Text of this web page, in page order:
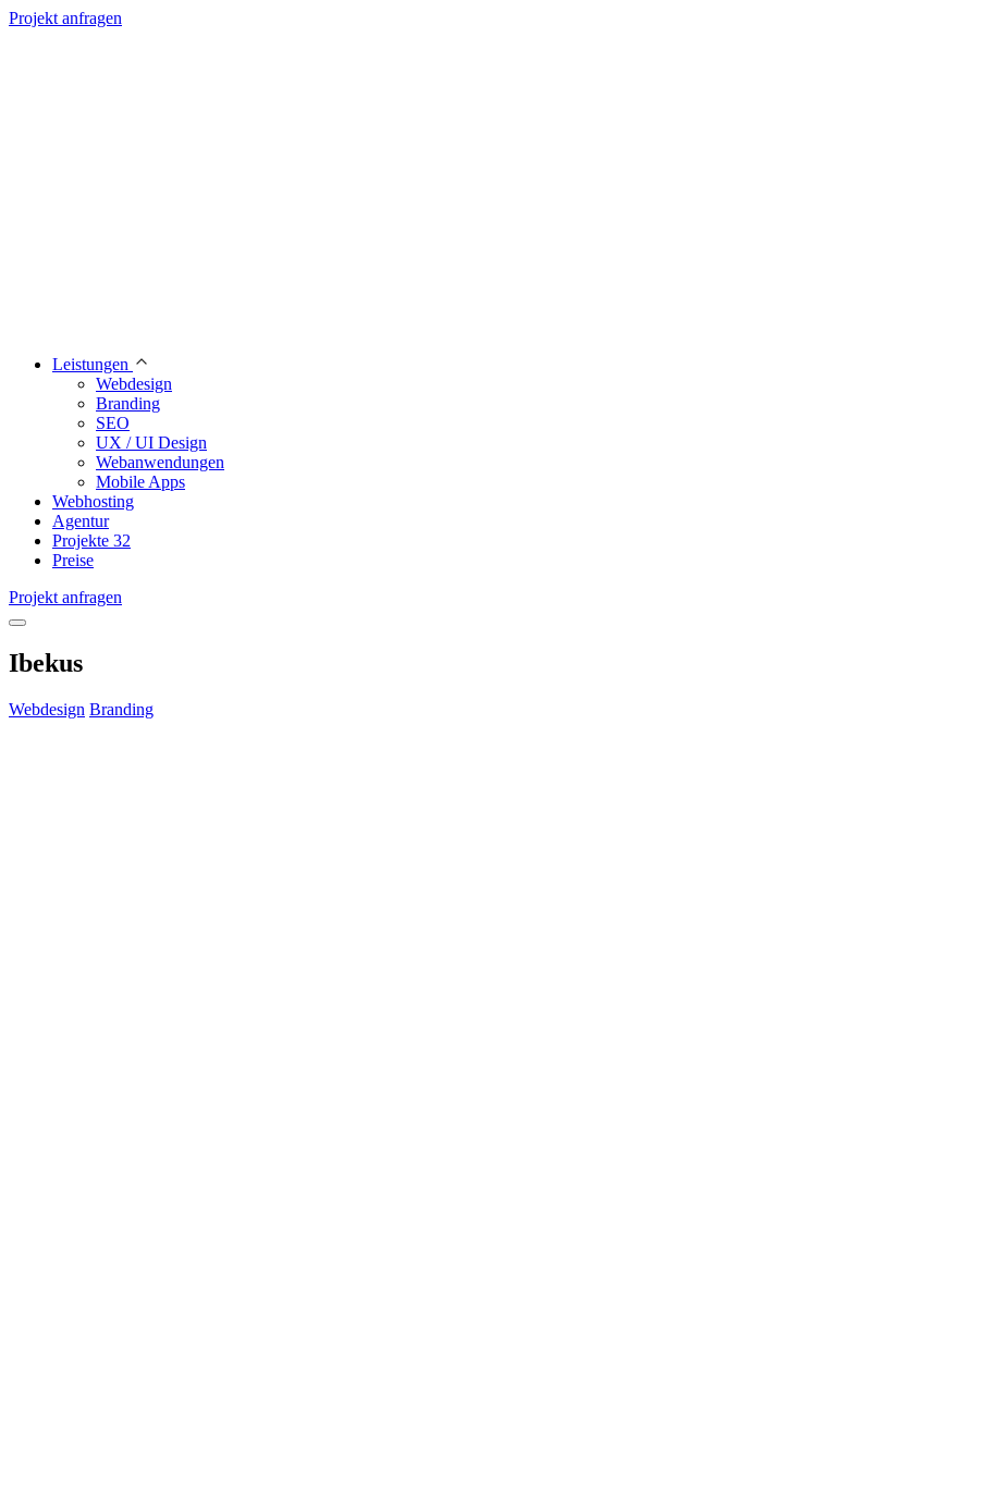
Projekt anfragen
Leistungen
Webdesign
Branding
SEO
UX / UI Design
Webanwendungen
Mobile Apps
Webhosting
Agentur
Projekte 32
Preise
Projekt anfragen
open
Ibekus
Webdesign Branding